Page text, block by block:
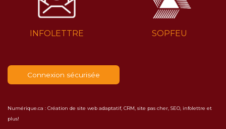
INFOLETTRE SOPFEU
Connexion sécurisée
Numérique.ca : Création de site web adaptatif, CRM site pas cher SEO infolettre et
plus!